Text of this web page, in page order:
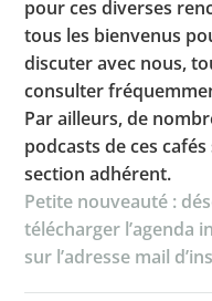
Critique
pour ces diverses
tous les bienvenus
discuter avec nous,
consulter
Par ailleurs, de
podcasts de ces
section adhérent.
Petite nouveauté :
télécharger l’agenda
sur l’adresse mail